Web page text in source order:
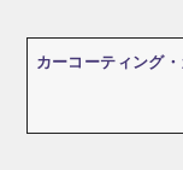
カーコーティング